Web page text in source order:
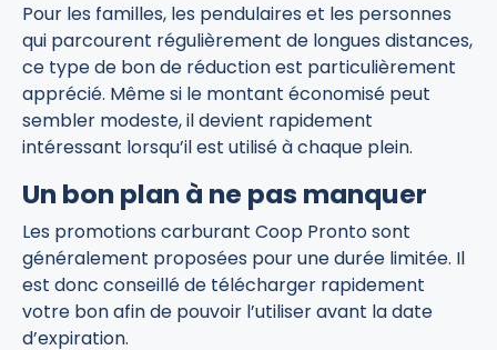
Pour les familles, les pendulaires et les personnes
qui parcourent régulièrement de longues distances,
ce type de bon de réduction est particulièrement
apprécié. Même si le montant économisé peut
sembler modeste, il devient rapidement
intéressant lorsqu’il est utilisé à chaque plein.
Un bon plan à ne pas manquer
Les promotions carburant Coop Pronto sont
généralement proposées pour une durée limitée. Il
est donc conseillé de télécharger rapidement
votre bon afin de pouvoir l’utiliser avant la date
d’expiration.